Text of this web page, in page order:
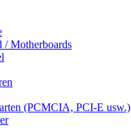
/ Motherboards
(PCMCIA, PCI-E usw.)